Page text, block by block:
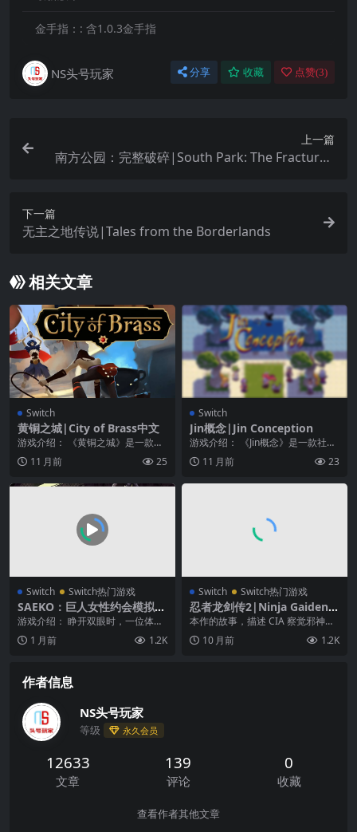
金手指：: 含1.0.3金手指
NS头号玩家 分享 收藏 点赞(3)
上一篇
南方公园：完整破碎|South Park: The Fractured
下一篇
无主之地传说|Tales from the Borderlands
相关文章
Switch
黄铜之城|City of Brass中文
游戏介绍： 《黄铜之城》是一款早
些时间就受到大家热议的第一人称R
PG游戏。在风格...
11 月前 25
Switch
Jin概念|Jin Conception
游戏介绍： 《Jin概念》是一款社会
演绎奇幻惊悚回合制灵魂类 JRPG。
继续冒险...
11 月前 23
Switch Switch热门游戏
SAEKO：巨人女性约会模拟
器|Saeko: Giantess Dating
游戏介绍： 睁开双眼时，一位体型
巨大的少女正俯瞰着自己—— SAEK
O: Gia...
1 月前 1.2K
Switch Switch热门游戏
忍者龙剑传2|Ninja Gaiden S
igma 2中文
本作的故事，描述 CIA 察觉邪神一
族的凶魔皇帝，打算夺取位于富士
山麓隼之里的邪...
10 月前 1.2K
作者信息
NS头号玩家
等级 永久会员
12633
文章
139
评论
0
收藏
查看作者其他文章